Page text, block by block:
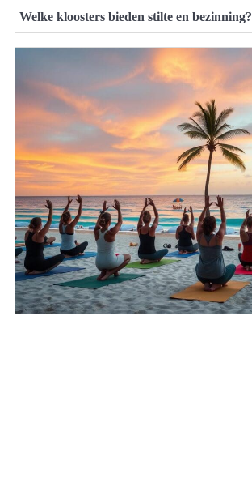
Welke kloosters bieden stilte en bezinning?